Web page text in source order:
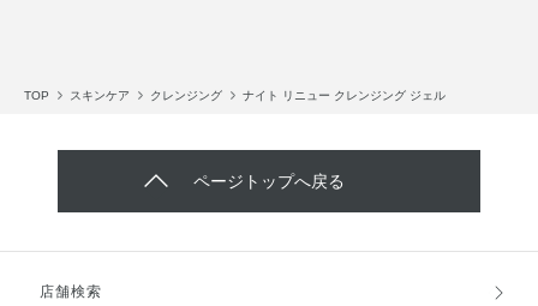
TOP スキンケア クレンジング ナイト リニュー クレンジング ジェル
ページトップへ戻る
店舗検索